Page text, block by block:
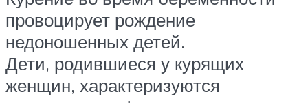
провоцирует рождение
недоношенных детей.
Дети, родившиеся у курящих
женщин, характеризуются